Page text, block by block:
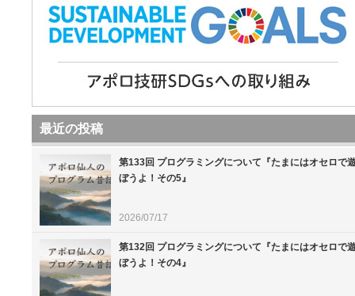
最近の投稿
第133回 プログラミングについて『たまにはオセロで
ぼうよ！その5』
2026/07/17
第132回 プログラミングについて『たまにはオセロで
ぼうよ！その4』